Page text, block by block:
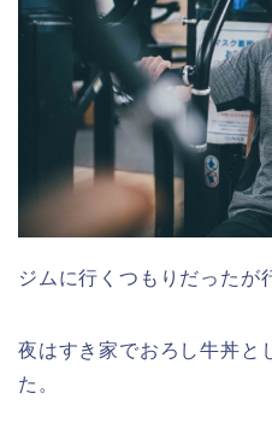
ジムに行くつもりだったが
夜はすき家でおろし牛丼と
た。